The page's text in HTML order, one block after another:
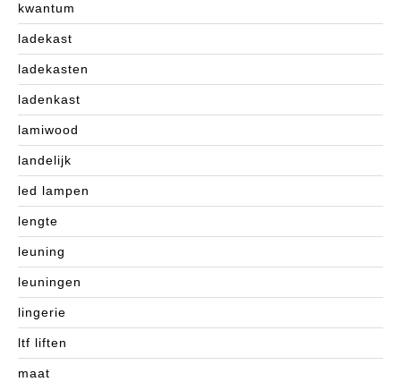
kwantum
ladekast
ladekasten
ladenkast
lamiwood
landelijk
led lampen
lengte
leuning
leuningen
lingerie
ltf liften
maat